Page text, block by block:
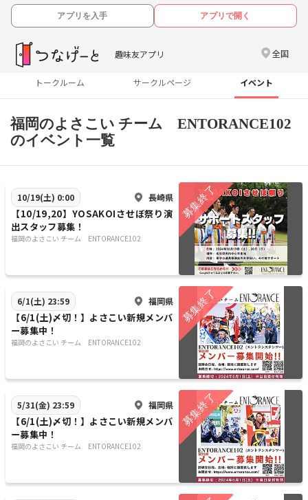
アプリを入手 アプリで開く
趣味友アプリ 全国
トークルーム サークルページ イベント
福岡のよさこい チーム ENTORANCE102
のイベント一覧
10/19(土) 0:00 長崎県
【10/19,20】YOSAKOIさせぼ祭り演
出スタッフ募集！
福岡のよさこい チーム ENTORANCE102
6/1(土) 23:59 福岡県
【6/1(土)〆切！】よさこい新規メンバ
ー募集中！
福岡のよさこい チーム ENTORANCE102
5/31(金) 23:59 福岡県
【6/1(土)〆切！】よさこい新規メンバ
ー募集中！
福岡のよさこい チーム ENTORANCE102